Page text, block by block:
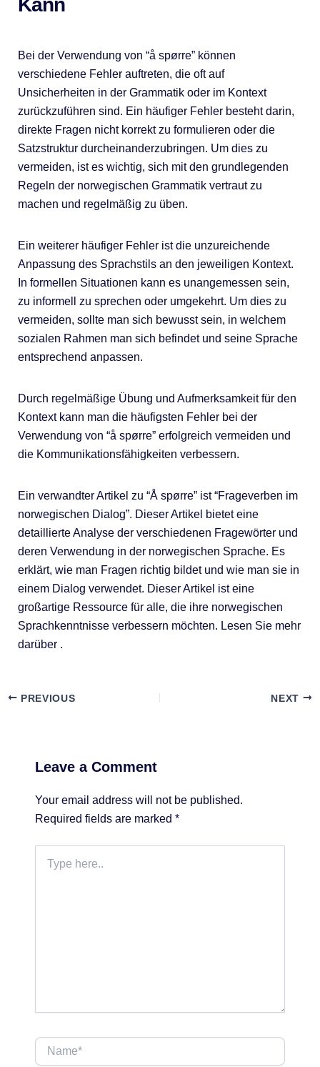
Kann
Bei der Verwendung von “å spørre” können
verschiedene Fehler auftreten, die oft auf
Unsicherheiten in der Grammatik oder im Kontext
zurückzuführen sind. Ein häufiger Fehler besteht darin,
direkte Fragen nicht korrekt zu formulieren oder die
Satzstruktur durcheinanderzubringen. Um dies zu
vermeiden, ist es wichtig, sich mit den grundlegenden
Regeln der norwegischen Grammatik vertraut zu
machen und regelmäßig zu üben.
Ein weiterer häufiger Fehler ist die unzureichende
Anpassung des Sprachstils an den jeweiligen Kontext.
In formellen Situationen kann es unangemessen sein,
zu informell zu sprechen oder umgekehrt. Um dies zu
vermeiden, sollte man sich bewusst sein, in welchem
sozialen Rahmen man sich befindet und seine Sprache
entsprechend anpassen.
Durch regelmäßige Übung und Aufmerksamkeit für den
Kontext kann man die häufigsten Fehler bei der
Verwendung von “å spørre” erfolgreich vermeiden und
die Kommunikationsfähigkeiten verbessern.
Ein verwandter Artikel zu “Å spørre” ist “Frageverben im
norwegischen Dialog”. Dieser Artikel bietet eine
detaillierte Analyse der verschiedenen Fragewörter und
deren Verwendung in der norwegischen Sprache. Es
erklärt, wie man Fragen richtig bildet und wie man sie in
einem Dialog verwendet. Dieser Artikel ist eine
großartige Ressource für alle, die ihre norwegischen
Sprachkenntnisse verbessern möchten. Lesen Sie mehr
darüber .
PREVIOUS NEXT
Leave a Comment
Your email address will not be published.
Required fields are marked *
here..
Name*